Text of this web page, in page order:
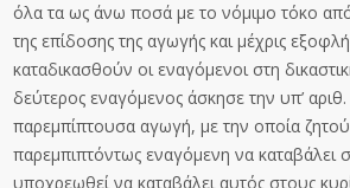
όλα τα ως άνω ποσά με το νόμιμο τόκο
της επίδοσης της αγωγής και μέχρις
καταδικασθούν οι εναγόμενοι στη
δεύτερος εναγόμενος άσκησε την υπ’
παρεμπίπτουσα αγωγή, με την οποία
παρεμπιπτόντως εναγόμενη να καταβάλει
υποχρεωθεί να καταβάλει αυτός στους